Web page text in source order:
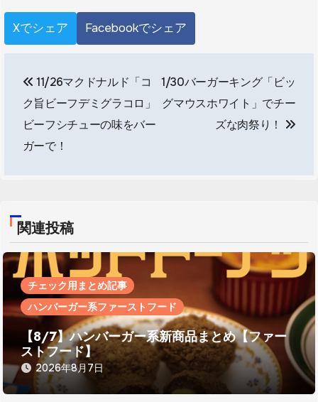
Xでシェア Facebookでシェア
稿
ナ
ビ
ー
シ
ョ
ン
11/26マクドナルド「コ
ク旨ビーフデミグラコロ」
ビーフシチューの味をバー
ガーで！
1/30バーガーキング「ビッ
グマウスホワイト」でチー
ズな肉祭り！
関連投稿
チェック用まとめ記事
ハンバーガー系ファーストフード
【8/7】ハンバーガー系新商品まとめ【ファー
ストフード】
2026年8月7日